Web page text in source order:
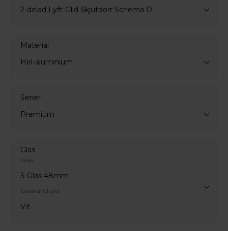
2-delad Lyft-Glid Skjutdörr Schema D
Material
Hel-aluminium
Serier
Premium
Glas
Glas
3-Glas 48mm
Glaskantlister
Vit